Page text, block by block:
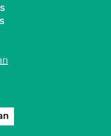
privacy